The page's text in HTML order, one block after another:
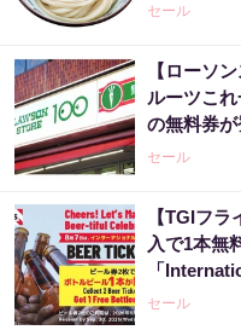
セール
【ローソ
ルーツこ
の無料券
どのお得企
セール
【TGIフ
入で1本無
「
9日まで。
セール